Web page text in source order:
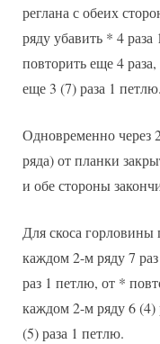
реглана с обеих
ряду убавить * 4
повторить еще 4
еще 3 (7) раза 1 петлю.
Одновременно через
ряда) от планки
и обе стороны
Для скоса
каждом 2-м ряду 7
раз 1 петлю, от *
каждом 2-м ряду 6
(5) раза 1 петлю.